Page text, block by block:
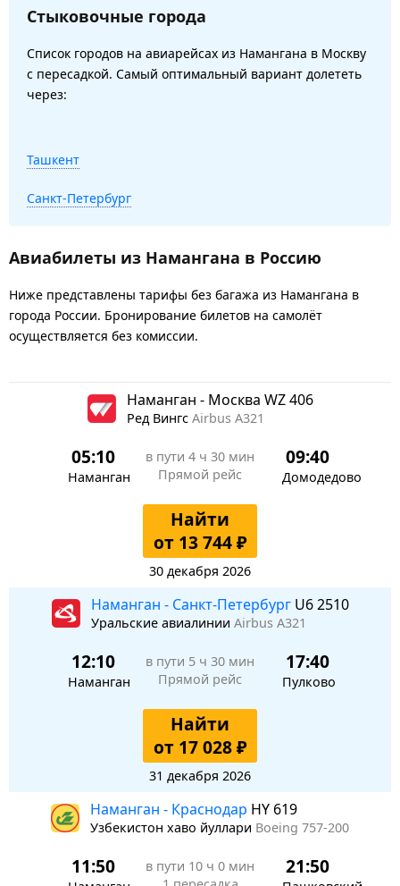
Стыковочные города
Список городов на авиарейсах из Намангана в Москву
с пересадкой. Самый оптимальный вариант долететь
через:
Ташкент
Санкт-Петербург
Авиабилеты из Намангана в Россию
Ниже представлены тарифы без багажа из Намангана в
города России. Бронирование билетов на самолёт
осуществляется без комиссии.
Наманган - Москва WZ 406
Ред Вингс Airbus A321
05:10
Наманган
в пути 4 ч 30 мин
Прямой рейс
09:40
Домодедово
Найти
от 13 744 ₽
30 декабря 2026
Наманган - Санкт-Петербург U6 2510
Уральские авиалинии Airbus A321
12:10
Наманган
в пути 5 ч 30 мин
Прямой рейс
17:40
Пулково
Найти
от 17 028 ₽
31 декабря 2026
Наманган - Краснодар HY 619
Узбекистон хаво йуллари Boeing 757-200
11:50 в пути 10 ч 0 мин
21:50